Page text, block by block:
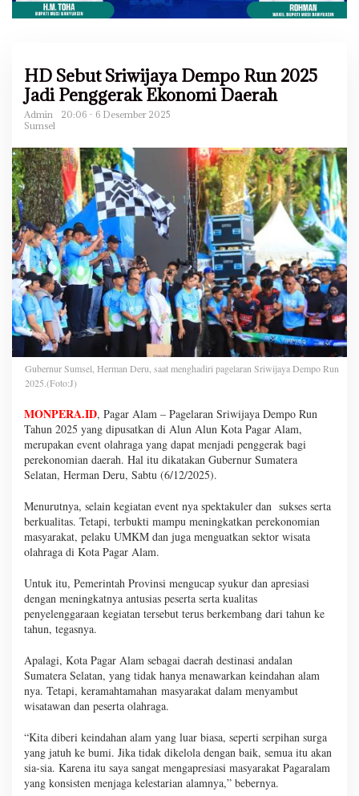
HD Sebut Sriwijaya Dempo Run 2025
Jadi Penggerak Ekonomi Daerah
Admin
20:06 - 6 Desember 2025
Sumsel
Gubernur Sumsel, Herman Deru, saat menghadiri pagelaran Sriwijaya Dempo Run
2025.(Foto:J)
MONPERA.ID, Pagar Alam – Pagelaran Sriwijaya Dempo Run
Tahun 2025 yang dipusatkan di Alun Alun Kota Pagar Alam,
merupakan event olahraga yang dapat menjadi penggerak bagi
perekonomian daerah. Hal itu dikatakan Gubernur Sumatera
Selatan, Herman Deru, Sabtu (6/12/2025).
Menurutnya, selain kegiatan event nya spektakuler dan sukses serta
berkualitas. Tetapi, terbukti mampu meningkatkan perekonomian
masyarakat, pelaku UMKM dan juga menguatkan sektor wisata
olahraga di Kota Pagar Alam.
Untuk itu, Pemerintah Provinsi mengucap syukur dan apresiasi
dengan meningkatnya antusias peserta serta kualitas
penyelenggaraan kegiatan tersebut terus berkembang dari tahun ke
tahun, tegasnya.
Apalagi, Kota Pagar Alam sebagai daerah destinasi andalan
Sumatera Selatan, yang tidak hanya menawarkan keindahan alam
nya. Tetapi, keramahtamahan masyarakat dalam menyambut
wisatawan dan peserta olahraga.
“Kita diberi keindahan alam yang luar biasa, seperti serpihan surga
yang jatuh ke bumi. Jika tidak dikelola dengan baik, semua itu akan
sia-sia. Karena itu saya sangat mengapresiasi masyarakat Pagaralam
yang konsisten menjaga kelestarian alamnya,” bebernya.